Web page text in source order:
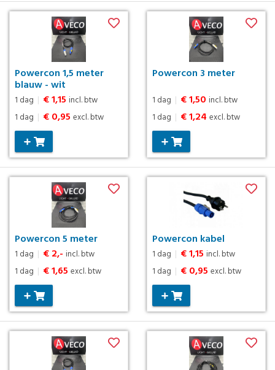
Powercon 1,5 meter
blauw - wit
1 dag | € 1,15 incl. btw
1 dag | € 0,95 excl. btw
Powercon 3 meter
1 dag | € 1,50 incl. btw
1 dag | € 1,24 excl. btw
Powercon 5 meter
1 dag | € 2,- incl. btw
1 dag | € 1,65 excl. btw
Powercon kabel
1 dag | € 1,15 incl. btw
1 dag | € 0,95 excl. btw